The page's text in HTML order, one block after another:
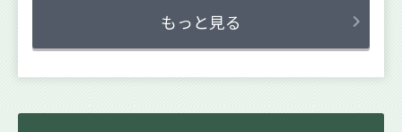
もっと見る